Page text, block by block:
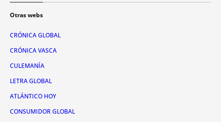
Otras webs
CRÓNICA GLOBAL
CRÓNICA VASCA
CULEMANÍA
LETRA GLOBAL
ATLÁNTICO HOY
CONSUMIDOR GLOBAL